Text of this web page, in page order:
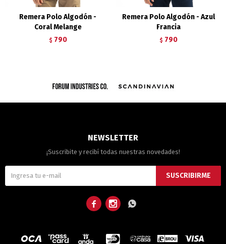
Remera Polo Algodón -
Coral Melange
$ 790
Remera Polo Algodón - Azul
Francia
$ 790
NEWSLETTER
¡Suscribite y recibí todas nuestras novedades!
SUSCRIBIRME
  